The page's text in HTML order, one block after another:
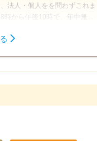
法人・個人をを問わずこれま
から午後10時で、年中無休
相続手続き
可